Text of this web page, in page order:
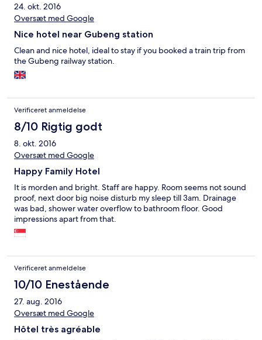
24. okt. 2016
Oversæt med Google
Nice hotel near Gubeng station
Clean and nice hotel, ideal to stay if you booked a train trip from
the Gubeng railway station.
Verificeret anmeldelse
8/10 Rigtig godt
8. okt. 2016
Oversæt med Google
Happy Family Hotel
It is morden and bright. Staff are happy. Room seems not sound
proof, next door big noise disturb my sleep till 3am. Drainage
was bad, shower water overflow to bathroom floor. Good
impressions apart from that.
Verificeret anmeldelse
10/10 Enestående
27. aug. 2016
Oversæt med Google
Hôtel très agréable